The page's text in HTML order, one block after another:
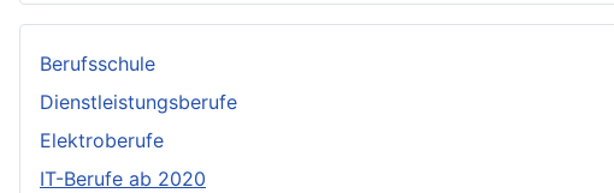
Berufsschule
Dienstleistungsberufe
Elektroberufe
IT-Berufe ab 2020